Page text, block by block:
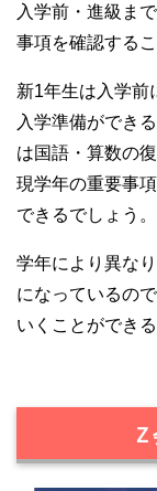
入学前・進級ま
事項を確認する
新1年生は入学前
入学準備ができ
は国語・算数の
現学年の重要事
できるでしょう。
学年により異な
になっているの
いくことができ